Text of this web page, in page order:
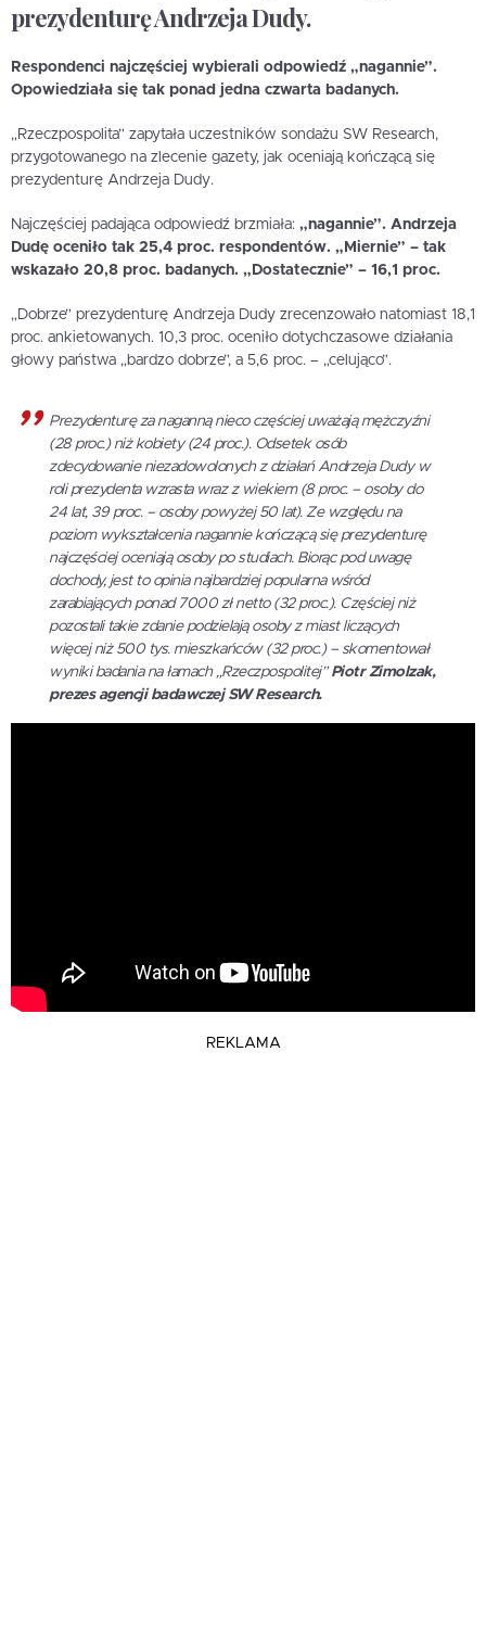
prezydenturę Andrzeja Dudy.
Respondenci najczęściej wybierali odpowiedź „nagannie”.
Opowiedziała się tak ponad jedna czwarta badanych.
„Rzeczpospolita” zapytała uczestników sondażu SW Research,
przygotowanego na zlecenie gazety, jak oceniają kończącą się
prezydenturę Andrzeja Dudy.
Najczęściej padająca odpowiedź brzmiała: „nagannie”. Andrzeja
Dudę oceniło tak 25,4 proc. respondentów. „Miernie” – tak
wskazało 20,8 proc. badanych. „Dostatecznie” – 16,1 proc.
„Dobrze” prezydenturę Andrzeja Dudy zrecenzowało natomiast 18,1
proc. ankietowanych. 10,3 proc. oceniło dotychczasowe działania
głowy państwa „bardzo dobrze”, a 5,6 proc. – „celująco”.
Prezydenturę za naganną nieco częściej uważają mężczyźni
(28 proc.) niż kobiety (24 proc.). Odsetek osób
zdecydowanie niezadowolonych z działań Andrzeja Dudy w
roli prezydenta wzrasta wraz z wiekiem (8 proc. – osoby do
24 lat, 39 proc. – osoby powyżej 50 lat). Ze względu na
poziom wykształcenia nagannie kończącą się prezydenturę
najczęściej oceniają osoby po studiach. Biorąc pod uwagę
dochody, jest to opinia najbardziej popularna wśród
zarabiających ponad 7000 zł netto (32 proc.). Częściej niż
pozostali takie zdanie podzielają osoby z miast liczących
więcej niż 500 tys. mieszkańców (32 proc.) – skomentował
wyniki badania na łamach „Rzeczpospolitej”Piotr Zimolzak,
prezes agencji badawczej SW Research.
REKLAMA